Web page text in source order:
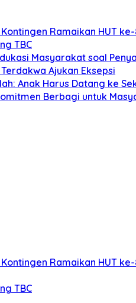
Ramaikan HUT ke-
TBC
Masyarakat soal
Ajukan Eksepsi
Anak Harus Datang ke
Berbagi untuk
Ramaikan HUT ke-
TBC